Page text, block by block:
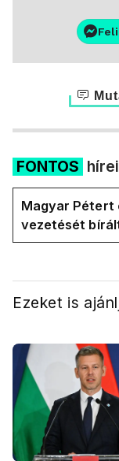
FONTOS
Magyar Pétert
vezetését
International a
Ezeket is